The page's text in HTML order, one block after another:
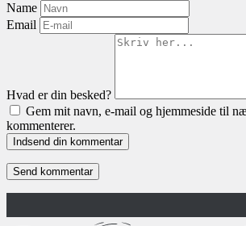
Name
Email
Hvad er din besked?
Gem mit navn, e-mail og hjemmeside til
kommenterer.
Indsend din kommentar